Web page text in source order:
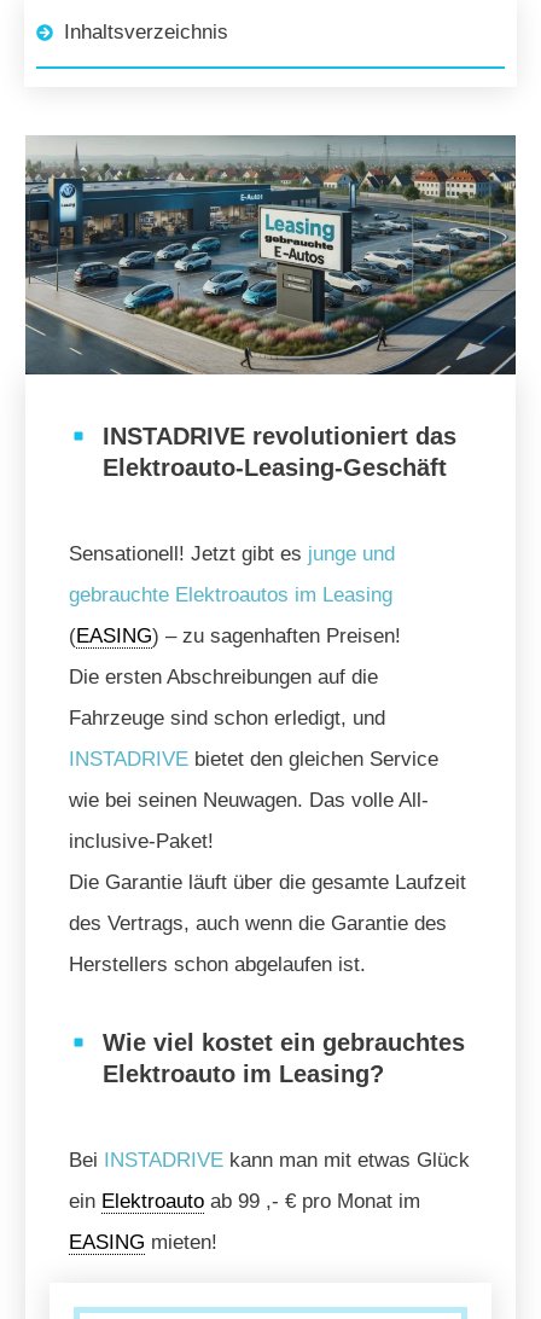
Inhaltsverzeichnis
INSTADRIVE revolutioniert das
Elektroauto-Leasing-Geschäft
Sensationell! Jetzt gibt es junge und
gebrauchte Elektroautos im Leasing
(EASING) – zu sagenhaften Preisen!
Die ersten Abschreibungen auf die
Fahrzeuge sind schon erledigt, und
INSTADRIVE bietet den gleichen Service
wie bei seinen Neuwagen. Das volle All-
inclusive-Paket!
Die Garantie läuft über die gesamte Laufzeit
des Vertrags, auch wenn die Garantie des
Herstellers schon abgelaufen ist.
Wie viel kostet ein gebrauchtes
Elektroauto im Leasing?
Bei INSTADRIVE kann man mit etwas Glück
ein Elektroauto ab 99 ,- € pro Monat im
EASING mieten!